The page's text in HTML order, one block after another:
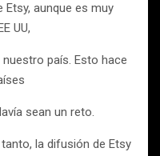
Etsy, aunque es muy
UU,
país. Esto hace
sean un reto.
la difusión de Etsy